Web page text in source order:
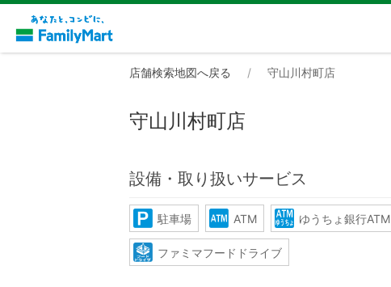
店舗検索地図へ戻る 守山川村町店
守山川村町店
設備・取り扱いサービス
駐車場 ATM ゆうちょ銀行ATM
ファミマフードドライブ